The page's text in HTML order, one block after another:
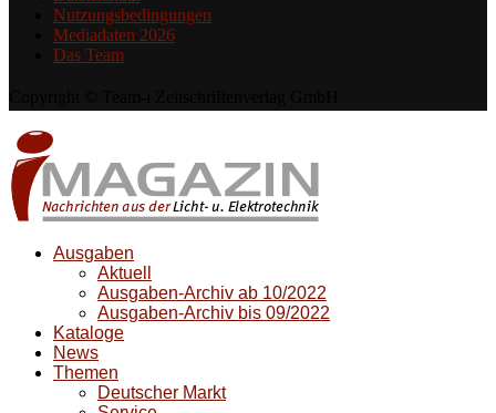
Nutzungsbedingungen
Mediadaten 2026
Das Team
Ausgaben
Aktuell
Ausgaben-Archiv ab 10/2022
Ausgaben-Archiv bis 09/2022
Kataloge
News
Themen
Deutscher Markt